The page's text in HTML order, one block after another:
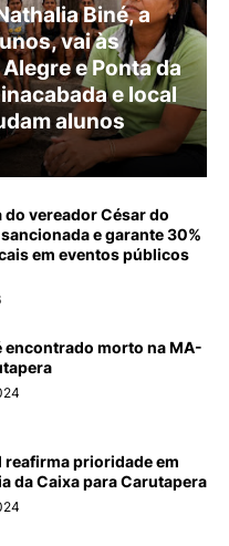
Biné, a
vai às
e Ponta da
e local
alunos
do vereador César do
e garante 30%
em eventos públicos
encontrado morto na MA-
reafirma prioridade em
da Caixa para Carutapera